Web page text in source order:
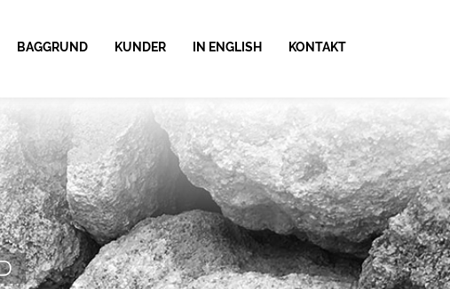
BAGGRUND KUNDER IN ENGLISH KONTAKT